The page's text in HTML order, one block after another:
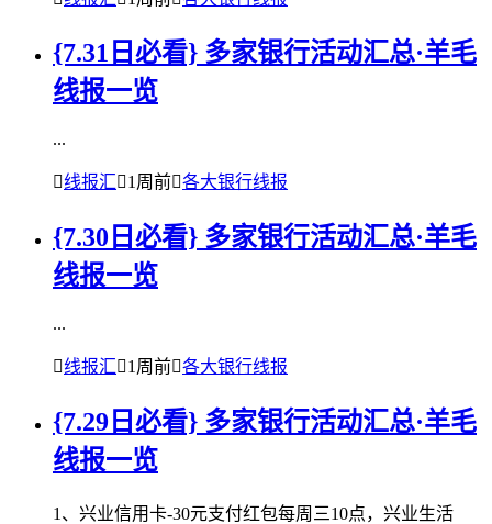
{7.31日必看} 多家银行活动汇总·羊毛
线报一览
...
线报汇1周前各大银行线报
{7.30日必看} 多家银行活动汇总·羊毛
线报一览
...
线报汇1周前各大银行线报
{7.29日必看} 多家银行活动汇总·羊毛
线报一览
1、兴业信用卡-30元支付红包每周三10点，兴业生活